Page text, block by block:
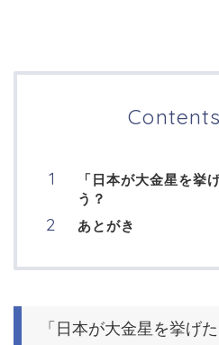
Contents
「日本が大金星を挙
う？
あとがき
「日本が大金星を挙げ